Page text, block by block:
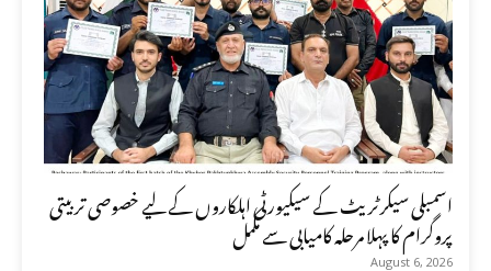
اسمبلی سیکرٹریٹ کے سیکیورٹی اہلکاروں کے لیے خصوصی تربیتی
پروگرام کا پہلا مرحلہ کامیابی سے مکمل
August 6, 2026